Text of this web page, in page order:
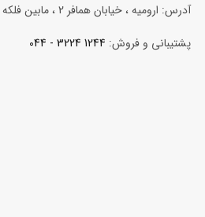
آدرس: ارومیه ، خیابان همافر 2 ، مابين فلكه نه پله و کسری
پشتیبانی و فروش: 1244 3224 - 044